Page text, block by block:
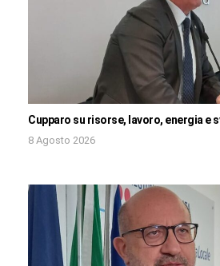
Cupparo su risorse, lavoro, energia e
8 Agosto 2026